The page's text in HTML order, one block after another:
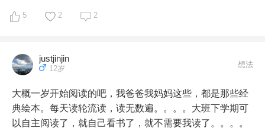
逻辑狗，我也就给孩子下了米奇妙妙屋，也买了逻辑狗。
每天能腻在一起的时候就都会共读一段，就买了不一样的
卡梅拉。一季一季买的，最后凑了个大全套，但比现在出
的还差一本。
再后来就是凯迪克的绘本。那时候觉得还是不算少，现在
看来不觉得怎样。实际没有充分的利用好他那段时间，主
5 2 2
justjinjin
12岁 想法
大概一岁开始阅读的吧，我爸爸我妈妈这些，都是那些经
典绘本。每天读轮流读，读无数遍。。。。大班下学期可
以自主阅读了，就自己看书了，就不需要我读了。。。。